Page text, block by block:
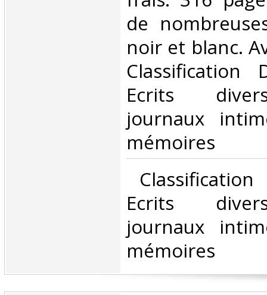
de
noir et blanc.
Classification
Ecrits
journaux
mémoires‎
Ecrits
journaux
mémoires‎